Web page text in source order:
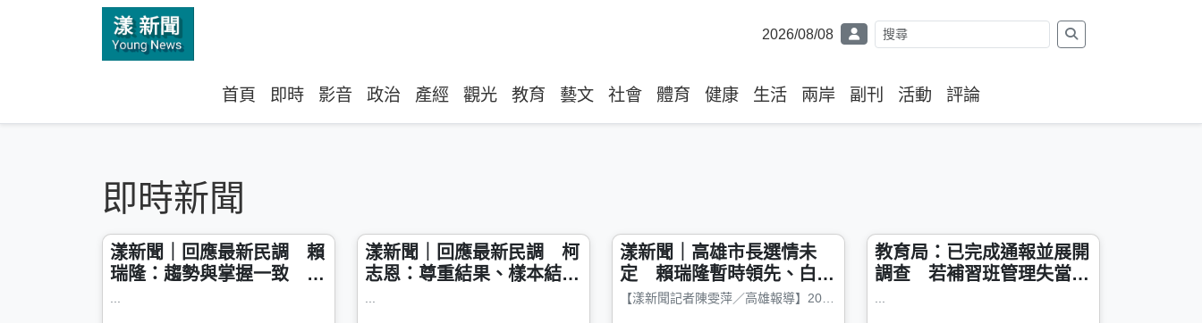
2026/08/08
首頁 即時 影音 政治 產經 觀光 教育 藝文 社會 體育 健康 生活 兩岸 副刊 活動 評論
即時新聞
漾新聞｜回應最新民調 賴
瑞隆：趨勢與掌握一致 續
漾新聞｜回應最新民調 柯
志恩：尊重結果、樣本結構
漾新聞｜高雄市長選情未
定 賴瑞隆暫時領先、白營
選票高度轉向柯志恩
教育局：已完成通報並展開
調查 若補習班管理失當最